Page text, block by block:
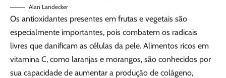
Alan Landecker
Os antioxidantes presentes em frutas e vegetais são
especialmente importantes, pois combatem os radicais
livres que danificam as células da pele. Alimentos ricos em
vitamina C, como laranjas e morangos, são conhecidos por
sua capacidade de aumentar a produção de colágeno,